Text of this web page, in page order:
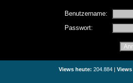
Benutzername:
Passwort:
Views heute: 204.884 |